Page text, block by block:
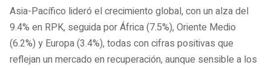
Asia-Pacífico lideró el crecimiento global, con un alza del
9.4% en RPK, seguida por África (7.5%), Oriente Medio
(6.2%) y Europa (3.4%), todas con cifras positivas que
reflejan un mercado en recuperación, aunque sensible a los